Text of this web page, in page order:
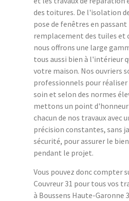
des toitures. De l'isolation
pose de fenêtres en passant
remplacement des tuiles et
nous offrons une large
tous aussi bien à l'intérieur
votre maison. Nos ouvriers
professionnels pour réaliser
soin et selon des normes
mettons un point
chacun de nos travaux avec
précision constantes, sans
sécurité, pour assurer le
pendant le projet.
Vous pouvez donc compter
Couvreur 31 pour tous vos
à Boussens Haute-Garonne